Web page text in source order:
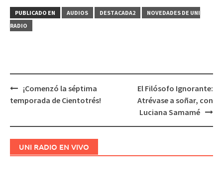
PUBLICADO EN AUDIOS DESTACADA2
NOVEDADES DE UNI
RADIO
Navegación
¡Comenzó la séptima
temporada de Cientotrés!
El Filósofo Ignorante:
Atrévase a soñar, con
Luciana Samamé
UNI RADIO EN VIVO